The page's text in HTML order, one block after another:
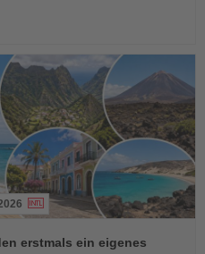
erstmals ein eigenes